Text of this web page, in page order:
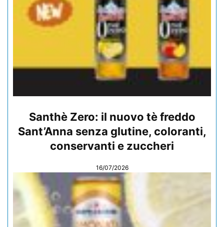
Santhè Zero: il nuovo tè freddo
Sant’Anna senza glutine, coloranti,
conservanti e zuccheri
16/07/2026